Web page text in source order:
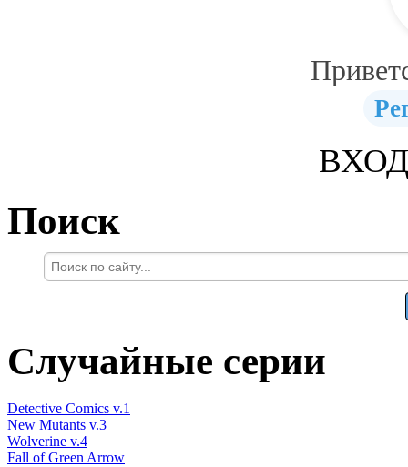
Поиск
Случайные серии
Detective Comics v.1
New Mutants v.3
Wolverine v.4
Fall of Green Arrow